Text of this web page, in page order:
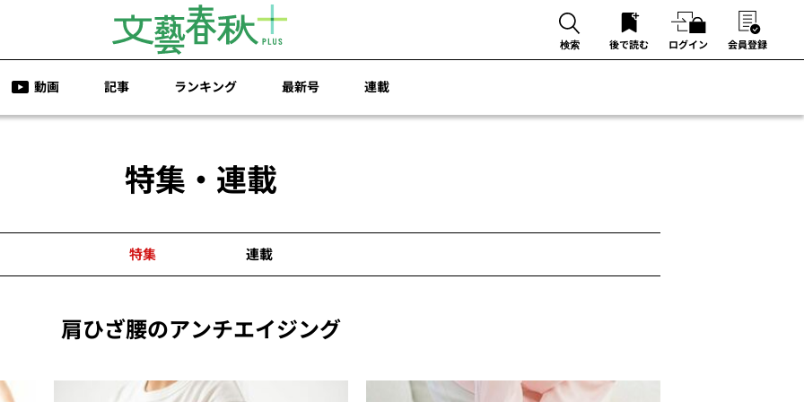
検索 後で読む ログイン 会員登録
動画 記事 ランキング 最新号 連載
特集・連載
特集 連載
肩ひざ腰のアンチエイジング